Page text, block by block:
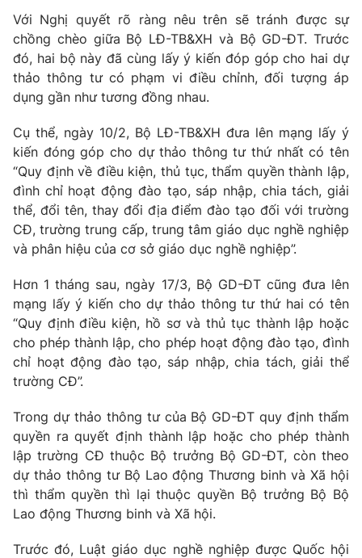
Chất lượng cuộc sống
Học trực tuyến
Công nghệ
Hitech Công nghệ tương lai
Sản phẩm
Tư vấn
Giao lưu trực tuyến
Lịch phát sóng
Chuyên mục khác
Emagazine Podcast
Photo Infographic
Video Shorts video
VTV Money VTV Thể thao
VTV Sức khoẻ
Thị trường 24h Tấm lòng Việt
VTV4 Vươn mình bằng AI
Với Nghị quyết rõ ràng nêu trên sẽ tránh được sự
chồng chèo giữa Bộ LĐ-TB&XH và Bộ GD-ĐT. Trước
đó, hai bộ này đã cùng lấy ý kiến đóp góp cho hai dự
thảo thông tư có phạm vi điều chỉnh, đối tượng áp
dụng gần như tương đồng nhau.
Cụ thể, ngày 10/2, Bộ LĐ-TB&XH đưa lên mạng lấy ý
kiến đóng góp cho dự thảo thông tư thứ nhất có tên
“Quy định về điều kiện, thủ tục, thẩm quyền thành lập,
đình chỉ hoạt động đào tạo, sáp nhập, chia tách, giải
thể, đổi tên, thay đổi địa điểm đào tạo đối với trường
CĐ, trường trung cấp, trung tâm giáo dục nghề nghiệp
và phân hiệu của cơ sở giáo dục nghề nghiệp”.
Hơn 1 tháng sau, ngày 17/3, Bộ GD-ĐT cũng đưa lên
mạng lấy ý kiến cho dự thảo thông tư thứ hai có tên
“Quy định điều kiện, hồ sơ và thủ tục thành lập hoặc
cho phép thành lập, cho phép hoạt động đào tạo, đình
chỉ hoạt động đào tạo, sáp nhập, chia tách, giải thể
trường CĐ”.
Trong dự thảo thông tư của Bộ GD-ĐT quy định thẩm
quyền ra quyết định thành lập hoặc cho phép thành
lập trường CĐ thuộc Bộ trưởng Bộ GD-ĐT, còn theo
dự thảo thông tư Bộ Lao động Thương binh và Xã hội
thì thẩm quyền thì lại thuộc quyền Bộ trưởng Bộ Bộ
Lao động Thương binh và Xã hội.
Trước đó, Luật giáo dục nghề nghiệp được Quốc hội